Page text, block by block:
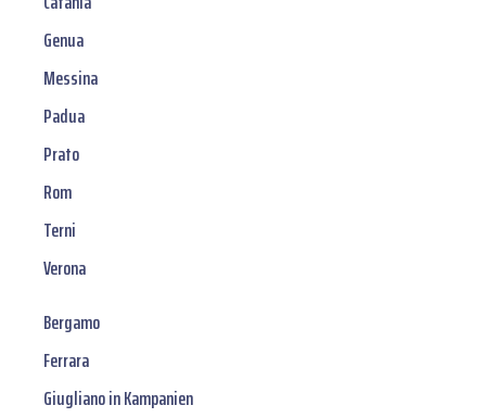
Genua
Messina
Padua
Prato
Rom
Terni
Verona
Bergamo
Ferrara
Giugliano in Kampanien